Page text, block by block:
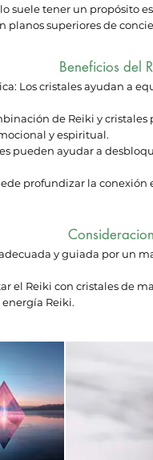
suele tener un propósito
planos superiores de
Beneficios del
Los cristales ayudan a
de Reiki y
y espiritual.
pueden ayudar a
profundizar la
y guiada por un
el Reiki con cristales de
Reiki.